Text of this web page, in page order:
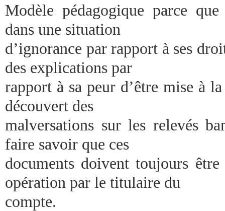
Modèle pédagogique parce
dans une situation
d’ignorance par rapport à ses
des explications par
rapport à sa peur d’être mise à
découvert des
malversations sur les relevés
faire savoir que ces
documents doivent toujours
opération par le titulaire du
compte.